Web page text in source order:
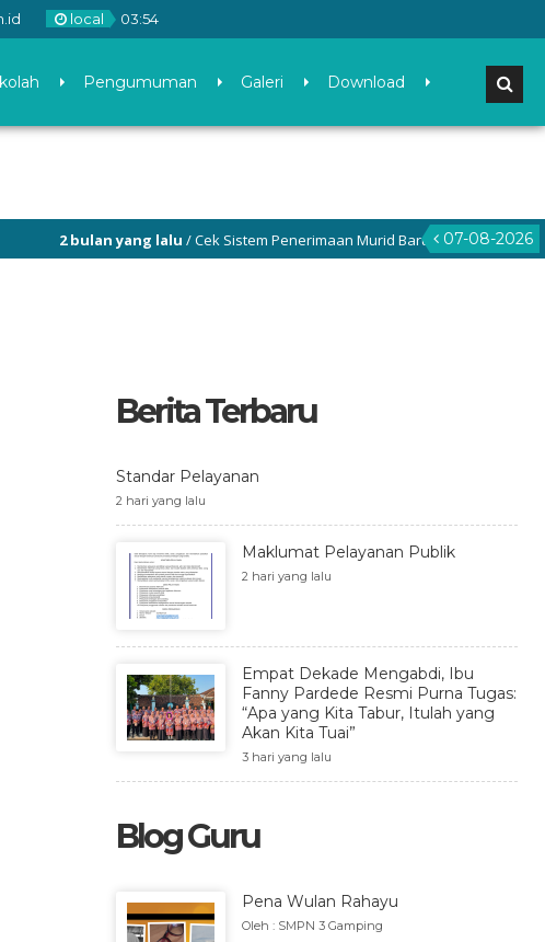
local 03:54
Pengumuman Galeri Download
07-08-2026
2 bulan yang lalu/ Cek Sistem Penerimaan Murid Baru (SPMB) SMP Negeri 3
Berita Terbaru
Standar Pelayanan
2 hari yang lalu
Maklumat Pelayanan Publik
2 hari yang lalu
Empat Dekade Mengabdi, Ibu
Fanny Pardede Resmi Purna Tugas:
“Apa yang Kita Tabur, Itulah yang
Akan Kita Tuai”
3 hari yang lalu
Blog Guru
Pena Wulan Rahayu
Oleh : SMPN 3 Gamping